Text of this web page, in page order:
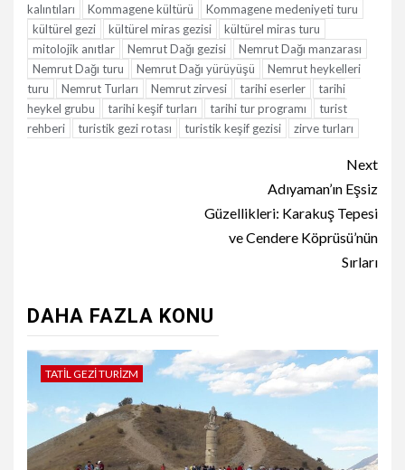
kalıntıları
Kommagene kültürü
Kommagene medeniyeti turu
kültürel gezi
kültürel miras gezisi
kültürel miras turu
mitolojik anıtlar
Nemrut Dağı gezisi
Nemrut Dağı manzarası
Nemrut Dağı turu
Nemrut Dağı yürüyüşü
Nemrut heykelleri
turu
Nemrut Turları Nemrut zirvesi tarihi eserler
tarihi
heykel grubu
tarihi keşif turları tarihi tur programı
turist
rehberi
turistik gezi rotası turistik keşif gezisi zirve turları
Next
Adıyaman’ın Eşsiz
Güzellikleri: Karakuş Tepesi
ve Cendere Köprüsü’nün
Sırları
DAHA FAZLA KONU
TATIL GEZI TURIZM